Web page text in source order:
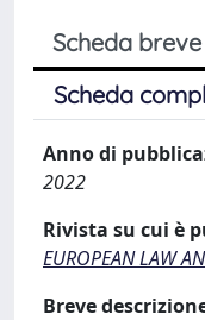
Scheda breve
Scheda
Anno di
2022
Rivista su cui è
EUROPEAN LAW
Breve